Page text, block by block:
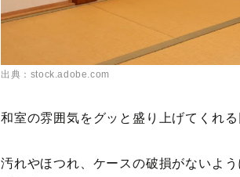
出典：stock.adobe.com
和室の雰囲気をグッと盛り上げてくれ
汚れやほつれ、ケースの破損がないよ